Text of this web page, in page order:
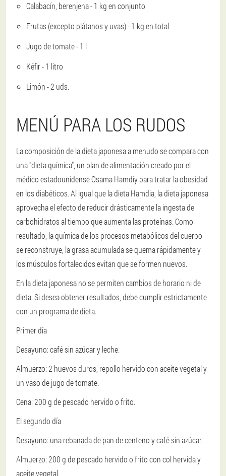
Calabacín, berenjena - 1 kg en conjunto
Frutas (excepto plátanos y uvas) - 1 kg en total
Jugo de tomate - 1 l
Kéfir - 1 litro
Limón - 2 uds.
MENÚ PARA LOS RUDOS
La composición de la dieta japonesa a menudo se compara con
una "dieta química", un plan de alimentación creado por el
médico estadounidense Osama Hamdiy para tratar la obesidad
en los diabéticos. Al igual que la dieta Hamdia, la dieta japonesa
aprovecha el efecto de reducir drásticamente la ingesta de
carbohidratos al tiempo que aumenta las proteínas. Como
resultado, la química de los procesos metabólicos del cuerpo
se reconstruye, la grasa acumulada se quema rápidamente y
los músculos fortalecidos evitan que se formen nuevos.
En la dieta japonesa no se permiten cambios de horario ni de
dieta. Si desea obtener resultados, debe cumplir estrictamente
con un programa de dieta.
Primer día
Desayuno: café sin azúcar y leche.
Almuerzo: 2 huevos duros, repollo hervido con aceite vegetal y
un vaso de jugo de tomate.
Cena: 200 g de pescado hervido o frito.
El segundo día
Desayuno: una rebanada de pan de centeno y café sin azúcar.
Almuerzo: 200 g de pescado hervido o frito con col hervida y
aceite vegetal.